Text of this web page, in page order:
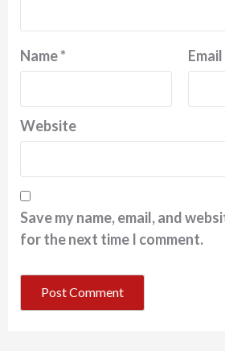
Name* Email
Website
Save my name, email, and
for the next time I comment.